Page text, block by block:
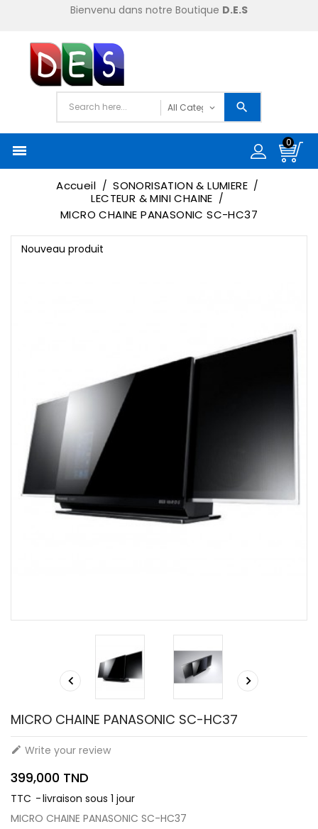
Bienvenu dans notre Boutique D.E.S

0
Accueil
SONORISATION & LUMIERE
LECTEUR & MINI CHAINE
MICRO CHAINE PANASONIC SC-HC37
Nouveau produit
 
MICRO CHAINE PANASONIC SC-HC37
 Write your review
399,000 TND
TTC
livraison sous 1 jour
MICRO CHAINE PANASONIC SC-HC37